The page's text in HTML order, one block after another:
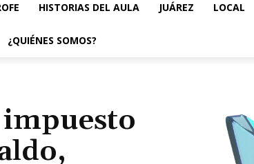
HISTORIAS DEL AULA JUÁREZ LOCAL
¿QUIÉNES SOMOS?